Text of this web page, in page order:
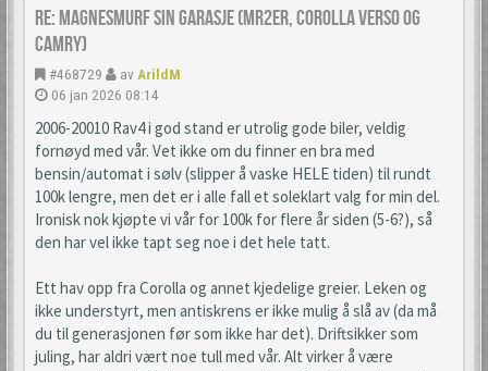
Re: Magnesmurf sin garasje (mr2er, corolla verso og
camry)
#468729 av ArildM
06 jan 2026 08:14
2006-20010 Rav4 i god stand er utrolig gode biler, veldig
fornøyd med vår. Vet ikke om du finner en bra med
bensin/automat i sølv (slipper å vaske HELE tiden) til rundt
100k lengre, men det er i alle fall et soleklart valg for min del.
Ironisk nok kjøpte vi vår for 100k for flere år siden (5-6?), så
den har vel ikke tapt seg noe i det hele tatt.
Ett hav opp fra Corolla og annet kjedelige greier. Leken og
ikke understyrt, men antiskrens er ikke mulig å slå av (da må
du til generasjonen før som ikke har det). Driftsikker som
juling, har aldri vært noe tull med vår. Alt virker å være